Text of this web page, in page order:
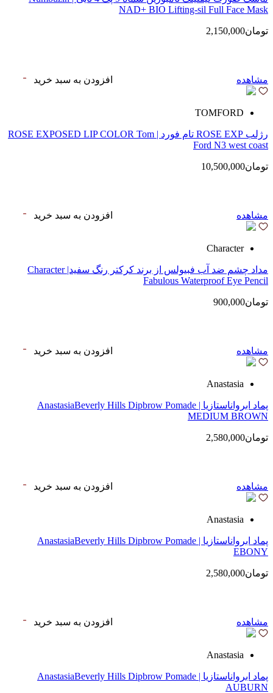
NAD+ BIO Lifting-sil Full Face Mask
تومان2,150,000
مشاهده افزودن به سبد خرید
TOMFORD
رژلب ROSE EXP تام فورد | ROSE EXPOSED LIP COLOR Tom
Ford N3 west coast
تومان10,500,000
مشاهده افزودن به سبد خرید
Character
مداد چشم ضد آب فبیولس از برند کرکتر رنگ سفید| Character
Fabulous Waterproof Eye Pencil
تومان900,000
مشاهده افزودن به سبد خرید
Anastasia
پماد ابرواناستازیا | AnastasiaBeverly Hills Dipbrow Pomade
MEDIUM BROWN
تومان2,580,000
مشاهده افزودن به سبد خرید
Anastasia
پماد ابرواناستازیا | AnastasiaBeverly Hills Dipbrow Pomade
EBONY
تومان2,580,000
مشاهده افزودن به سبد خرید
Anastasia
پماد ابرواناستازیا | AnastasiaBeverly Hills Dipbrow Pomade
AUBURN